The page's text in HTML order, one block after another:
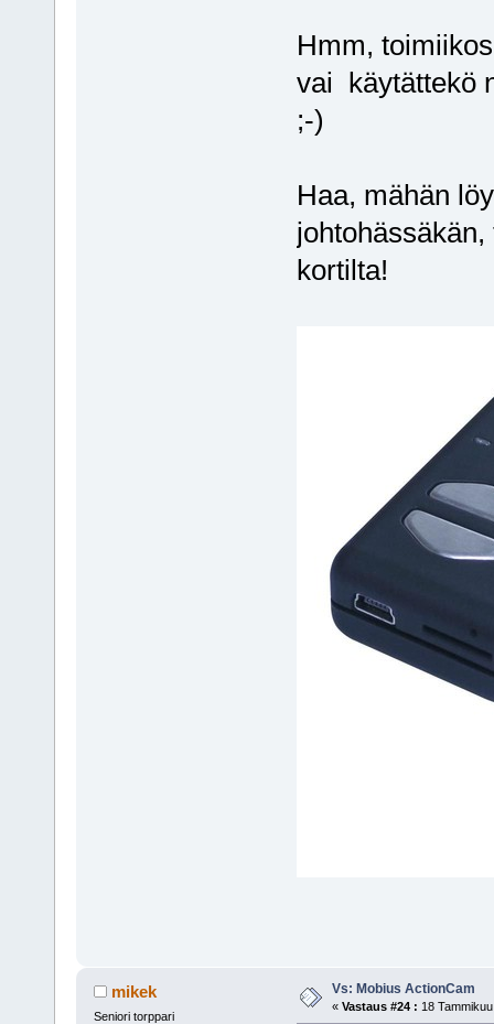
Hmm,
vai käytättekö
;-)
Haa, mähän
kortilta!
mikek
Seniori torppari
Vs: Mobius ActionCam
« Vastaus #24 : 18